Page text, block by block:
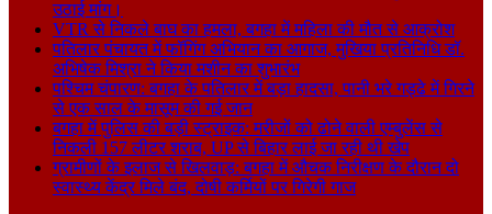
उठाई मांग।
VTR से निकले बाघ का हमला, बगहा में महिला की मौत से आक्रोश
पतिलार पंचायत में फॉगिंग अभियान का आगाज, मुखिया प्रतिनिधि डॉ.
अभिषेक मिश्रा ने किया मशीन का शुभारंभ
पश्चिम चंपारण: बगहा के पतिलार में बड़ा हादसा, पानी भरे गड्ढे में गिरने
से एक साल के मासूम की गई जान
बगहा में पुलिस की बड़ी स्ट्राइक: मरीजों को ढोने वाली एम्बुलेंस से
निकली 157 लीटर शराब, UP से बिहार लाई जा रही थी खेप
ग्रामीणों के इलाज से खिलवाड़: बगहा में औचक निरीक्षण के दौरान दो
स्वास्थ्य केंद्र मिले बंद, दोषी कर्मियों पर गिरेगी गाज